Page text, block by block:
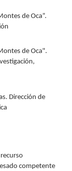
de Oca”.
de Oca".
Dirección de
competente